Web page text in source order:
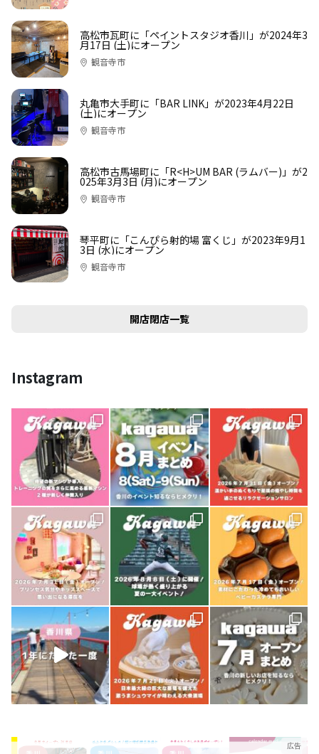
高松市瓦町に「ペイントスタジオ香川」が2024年3
月17日 (土)にオープン
観音寺市
丸亀市大手町に「BAR LINK」が2023年4月22日
(土)にオープン
観音寺市
高松市古馬場町に「R<H>UM BAR (ラムバー)」が2
025年3月3日 (月)にオープン
観音寺市
琴平町に「こんぴら射的場 富くじ」が2023年9月1
3日 (水)にオープン
観音寺市
開店閉店一覧
Instagram